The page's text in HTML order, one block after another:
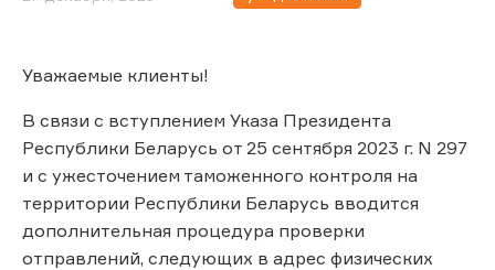
Уважаемые клиенты!
В связи с вступлением Указа Президента
Республики Беларусь от 25 сентября 2023 г. N 297
и с ужесточением таможенного контроля на
территории Республики Беларусь вводится
дополнительная процедура проверки
отправлений, следующих в адрес физических